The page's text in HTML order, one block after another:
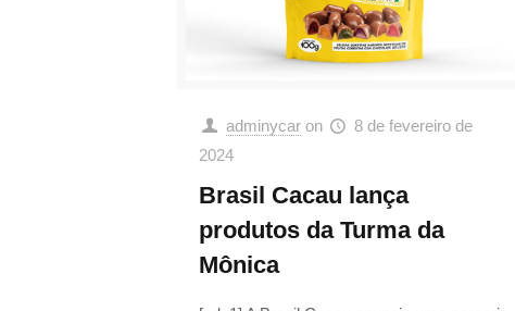
adminycar on
8 de fevereiro de
2024
Brasil Cacau lança
produtos da Turma da
Mônica